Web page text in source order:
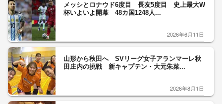
メッシとロナウド6度目 長友5度目 史上最大W
杯いよいよ開幕 48カ国1248人...
2026年6月11日
山形から秋田へ SVリーグ女子アランマーレ秋
田庄内の挑戦 新キャプテン・大元朱菜...
2026年8月1日